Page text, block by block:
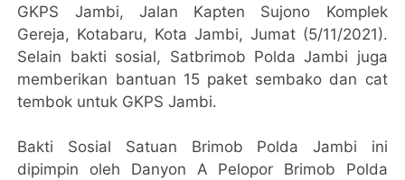
GKPS Jambi, Jalan Kapten Sujono Komplek
Gereja, Kotabaru, Kota Jambi, Jumat (5/11/2021).
Selain bakti sosial, Satbrimob Polda Jambi juga
memberikan bantuan 15 paket sembako dan cat
tembok untuk GKPS Jambi.
Bakti Sosial Satuan Brimob Polda Jambi ini
dipimpin oleh Danyon A Pelopor Brimob Polda